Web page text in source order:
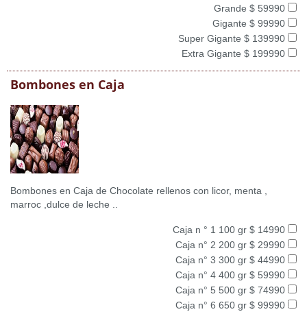
Grande $ 59990
Gigante $ 99990
Super Gigante $ 139990
Extra Gigante $ 199990
Bombones en Caja
Bombones en Caja de Chocolate rellenos con licor, menta ,
marroc ,dulce de leche ..
Caja n ° 1 100 gr $ 14990
Caja n° 2 200 gr $ 29990
Caja n° 3 300 gr $ 44990
Caja n° 4 400 gr $ 59990
Caja n° 5 500 gr $ 74990
Caja n° 6 650 gr $ 99990